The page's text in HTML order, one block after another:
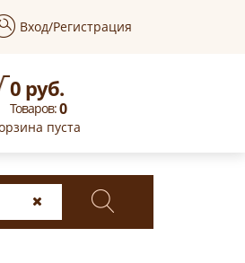
Вход/Регистрация
0 руб.
Товаров:0
пуста